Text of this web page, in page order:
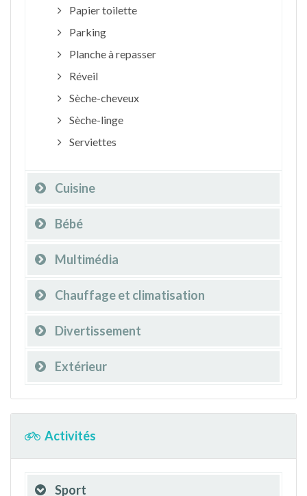
Papier toilette
Parking
Planche à repasser
Réveil
Sèche-cheveux
Sèche-linge
Serviettes
Cuisine
Bébé
Multimédia
Chauffage et climatisation
Divertissement
Extérieur
Activités
Sport